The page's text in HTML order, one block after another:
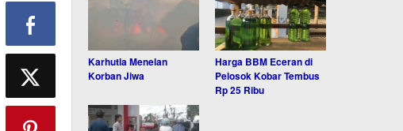
Karhutla Menelan
Korban Jiwa
Harga BBM Eceran di
Pelosok Kobar Tembus
Rp 25 Ribu